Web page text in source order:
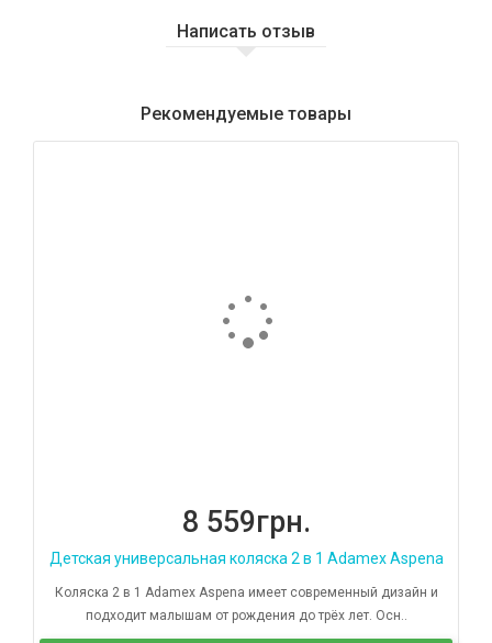
Написать отзыв
Рекомендуемые товары
8 559грн.
Детская универсальная коляска 2 в 1 Adamex Aspena
Коляска 2 в 1 Adamex Aspena имеет современный дизайн и
подходит малышам от рождения до трёх лет. Осн..